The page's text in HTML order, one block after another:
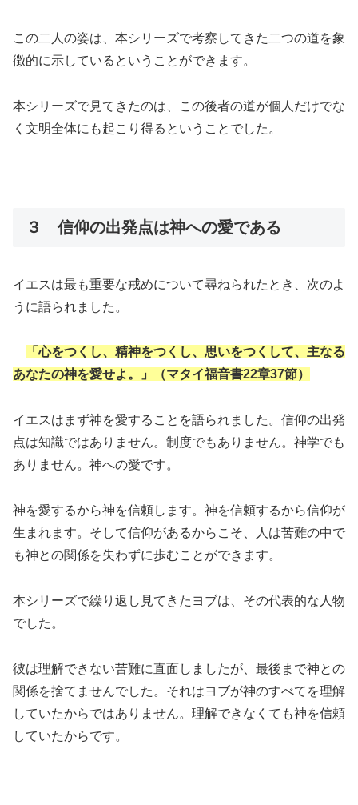
この二人の姿は、本シリーズで考察してきた二つの道を象
徴的に示しているということができます。
本シリーズで見てきたのは、この後者の道が個人だけでな
く文明全体にも起こり得るということでした。
３ 信仰の出発点は神への愛である
イエスは最も重要な戒めについて尋ねられたとき、次のよ
うに語られました。
「心をつくし、精神をつくし、思いをつくして、主なる
あなたの神を愛せよ。」（マタイ福音書22章37節）
イエスはまず神を愛することを語られました。信仰の出発
点は知識ではありません。制度でもありません。神学でも
ありません。神への愛です。
神を愛するから神を信頼します。神を信頼するから信仰が
生まれます。そして信仰があるからこそ、人は苦難の中で
も神との関係を失わずに歩むことができます。
本シリーズで繰り返し見てきたヨブは、その代表的な人物
でした。
彼は理解できない苦難に直面しましたが、最後まで神との
関係を捨てませんでした。それはヨブが神のすべてを理解
していたからではありません。理解できなくても神を信頼
していたからです。